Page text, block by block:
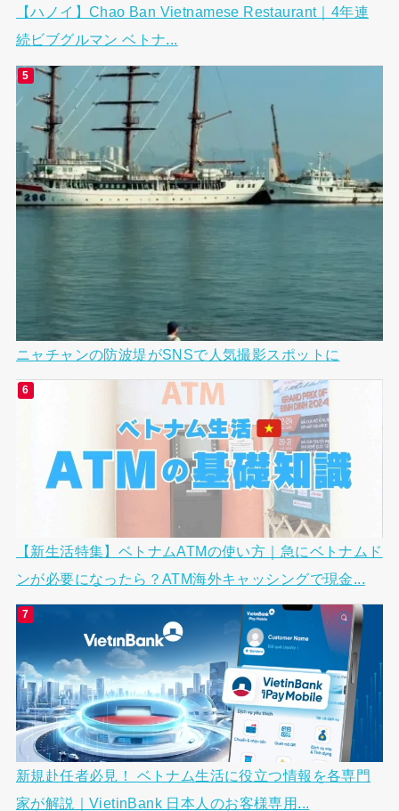
【ハノイ】Chao Ban Vietnamese Restaurant｜4年連
続ビブグルマン ベトナ...
ニャチャンの防波堤がSNSで人気撮影スポットに
【新生活特集】ベトナムATMの使い方｜急にベトナムド
ンが必要になったら？ATM海外キャッシングで現金...
新規赴任者必見！ ベトナム生活に役立つ情報を各専門
家が解説｜VietinBank 日本人のお客様専用...